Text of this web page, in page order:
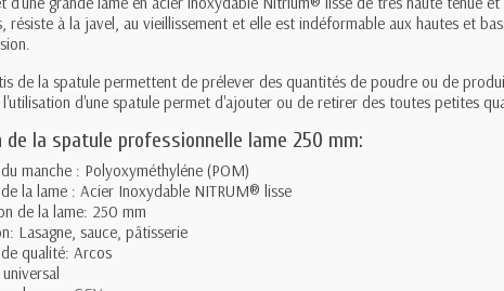
résiste à la javel, au vieillissement et elle est indéformable aux hautes et
de la spatule permettent de prélever des quantités de poudre ou de
d'une spatule permet d'ajouter ou de retirer des toutes petites
de la spatule professionnelle lame 250 mm:
manche : Polyoxyméthyléne (POM)
la lame : Acier Inoxydable NITRUM® lisse
de la lame: 250 mm
Lasagne, sauce, pâtisserie
qualité: Arcos